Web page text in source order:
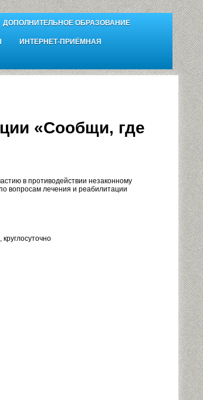
ДОПОЛНИТЕЛЬНОЕ ОБРАЗОВАНИЕ
ИНТЕРНЕТ-ПРИЁМНАЯ
«Сообщи, где
в противодействии незаконному
вопросам лечения и реабилитации